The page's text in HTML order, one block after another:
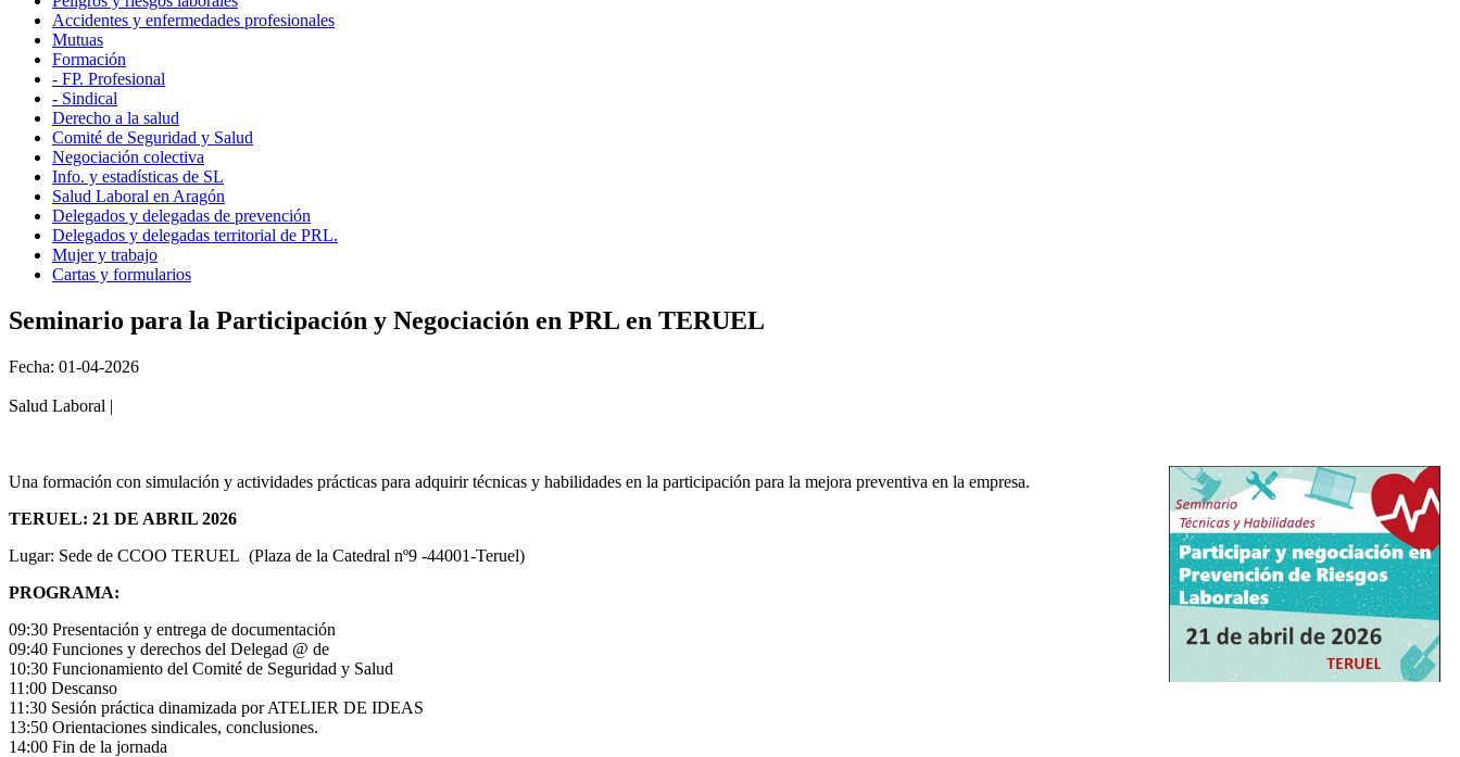
Accidentes y enfermedades profesionales
Mutuas
Formación
- FP. Profesional
- Sindical
Derecho a la salud
Comité de Seguridad y Salud
Negociación colectiva
Info. y estadísticas de SL
Salud Laboral en Aragón
Delegados y delegadas de prevención
Delegados y delegadas territorial de PRL.
Mujer y trabajo
Cartas y formularios
Seminario para la Participación y Negociación en PRL en TERUEL
Fecha: 01-04-2026
Salud Laboral |
Una formación con simulación y actividades prácticas para adquirir técnicas y habilidades en la participación para la mejora preventiva en la empresa.
TERUEL: 21 DE ABRIL 2026
Lugar: Sede de CCOO TERUEL (Plaza de la Catedral nº9 -44001-Teruel)
PROGRAMA:
09:30 Presentación y entrega de documentación
09:40 Funciones y derechos del Delegad @ de
10:30 Funcionamiento del Comité de Seguridad y Salud
11:00 Descanso
11:30 Sesión práctica dinamizada por ATELIER DE IDEAS
13:50 Orientaciones sindicales, conclusiones.
14:00 Fin de la jornada